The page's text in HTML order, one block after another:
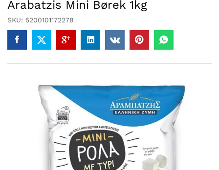
Arabatzis Mini Børek 1kg
SKU: 5200101172278